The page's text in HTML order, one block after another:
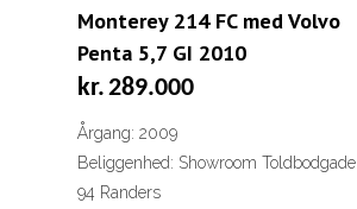
Monterey 214 FC med Volvo
Penta 5,7 GI 2010
kr.289.000
Årgang: 2009
Beliggenhed: Showroom Toldbodgade
94 Randers